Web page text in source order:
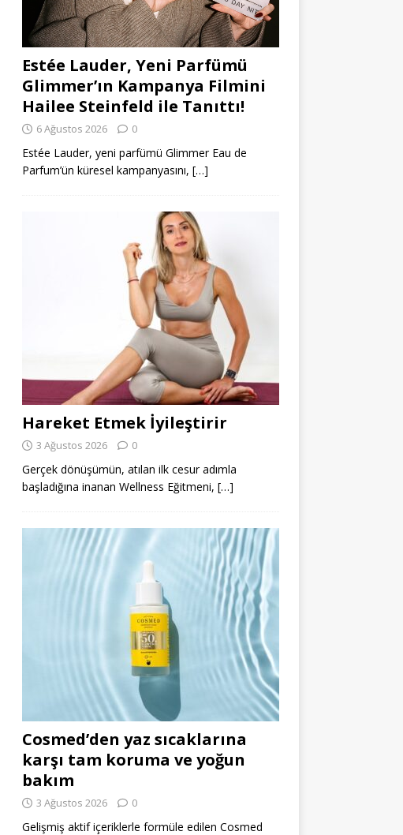
Estée Lauder, Yeni Parfümü
Glimmer’ın Kampanya Filmini
Hailee Steinfeld ile Tanıttı!
6 Ağustos 2026 0
Estée Lauder, yeni parfümü Glimmer Eau de
Parfum’ün küresel kampanyasını, […]
Hareket Etmek İyileştirir
3 Ağustos 2026 0
Gerçek dönüşümün, atılan ilk cesur adımla
başladığına inanan Wellness Eğitmeni, […]
Cosmed’den yaz sıcaklarına
karşı tam koruma ve yoğun
bakım
3 Ağustos 2026 0
Gelişmiş aktif içeriklerle formüle edilen Cosmed